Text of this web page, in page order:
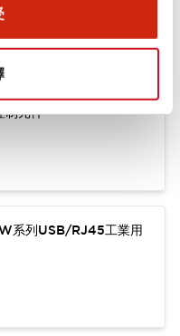
準
元件
系列USB/RJ45工業用